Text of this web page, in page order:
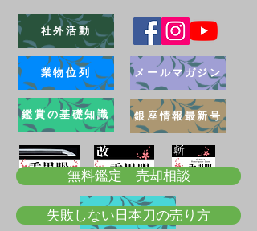
社外活動
業物位列
鑑賞の基礎知識
メールマガジン
銀座情報最新号
ブログ
無料鑑定 売却相談
失敗しない日本刀の売り方